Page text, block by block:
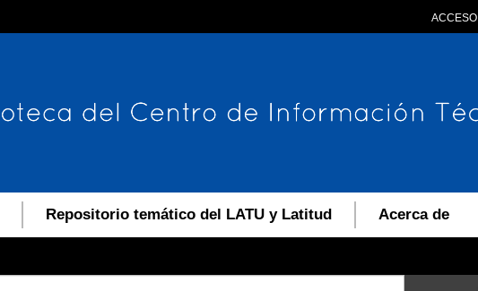
ACCESO
Repositorio temático del LATU y Latitud Acerca de